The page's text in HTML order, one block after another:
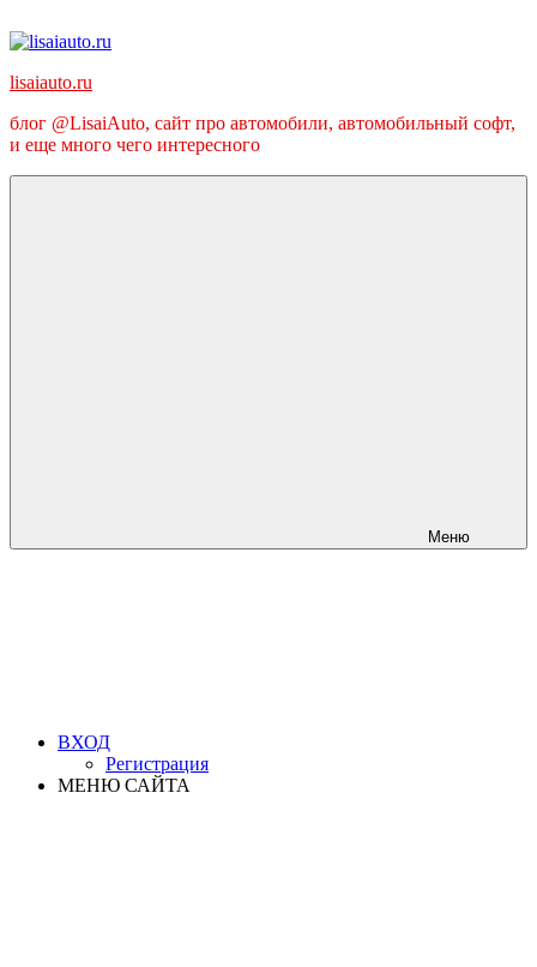
к
lisaiauto.ru
блог @LisaiAuto, сайт про автомобили, автомобильный софт,
и еще много чего интересного
Меню
ВХОД
Регистрация
МЕНЮ САЙТА